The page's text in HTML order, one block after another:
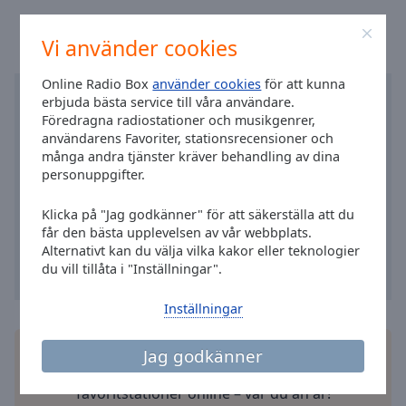
Vi använder cookies
Online Radio Boxanvänder cookies för att kunna
erbjuda bästa service till våra användare.
Föredragna radiostationer och musikgenrer,
användarens Favoriter, stationsrecensioner och
många andra tjänster kräver behandling av dina
personuppgifter.
Klicka på "Jag godkänner" för att säkerställa att du
får den bästa upplevelsen av vår webbplats.
Alternativt kan du välja vilka kakor eller teknologier
du vill tillåta i "Inställningar".
Jag godkänner
Inställningar
Opacity
Family
Reset
Installera gratisappen Online Radio Box
applikationpå din smartphone och lyssna på dina
favoritstationer online – var du än är!